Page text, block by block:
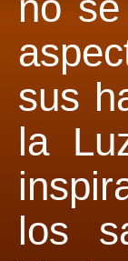
sus
la
los